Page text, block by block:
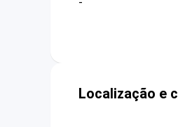
Localização e